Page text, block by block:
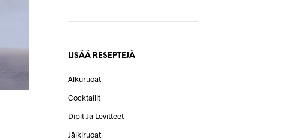
LISÄÄ RESEPTEJÄ
Alkuruoat
Cocktailit
Dipit Ja Levitteet
Jälkiruoat